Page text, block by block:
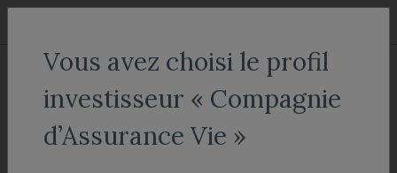
Aller au menu
Aller au contenu
ACCUEIL Actualités Nos fonds
Covéa Finance obtient le label
Vous avez choisi le profil
investisseur « Compagnie
d’Assurance Vie »